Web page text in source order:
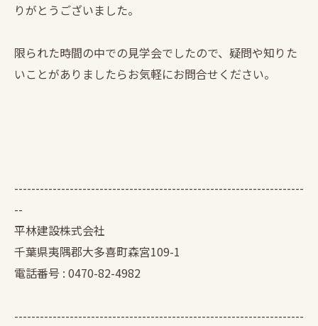
りがとうございました。
限られた時間の中での見学会でしたので、疑問や知りた
いことがありましたらお気軽にお問合せください。
--------------------------------------------------------------------
--
平林建設株式会社
千葉県夷隅郡大多喜町森宮109-1
電話番号 : 0470-82-4982
--------------------------------------------------------------------